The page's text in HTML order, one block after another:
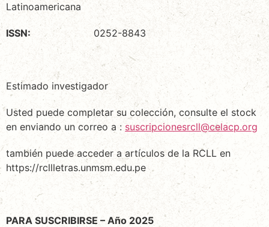
Latinoamericana
ISSN: 0252-8843
Estimado investigador
Usted puede completar su colección, consulte el stock
en enviando un correo a : suscripcionesrcll@celacp.org
también puede acceder a artículos de la RCLL en
https://rcllletras.unmsm.edu.pe
PARA SUSCRIBIRSE – Año 2025